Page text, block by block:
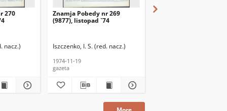
270
nacz.)
Znamja Pobedy nr 269
(9877), listopad `74
Iszczenko, I. S. (red. nacz.)
1974-11-19
gazeta